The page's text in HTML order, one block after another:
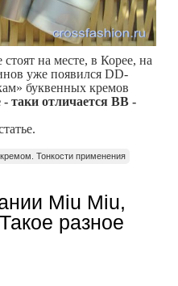
на месте, в Корее, на
уже появился DD-
буквенных кремов
таки отличается ВВ -
Тонкости применения
Miu Miu,
разное